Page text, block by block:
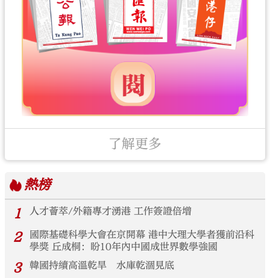
了解更多
熱榜
1
人才薈萃/外籍專才湧港 工作簽證倍增
2
國際基礎科學大會在京開幕 港中大理大學者獲前沿科
學獎 丘成桐：盼10年內中國成世界數學強國
3 韓國持續高溫乾旱 水庫乾涸見底